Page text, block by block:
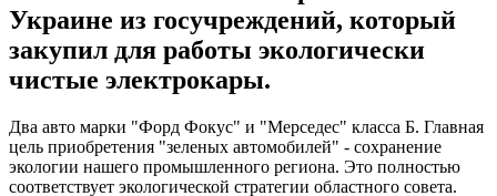
Украине из госучреждений, который
закупил для работы экологически
чистые электрокары.
Два авто марки "Форд Фокус" и "Мерседес" класса Б. Главная
цель приобретения "зеленых автомобилей" - сохранение
экологии нашего промышленного региона. Это полностью
соответствует экологической стратегии областного совета.